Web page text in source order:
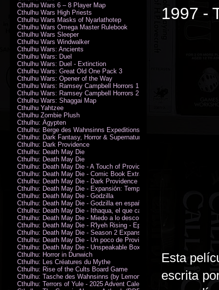
1997 -
Esta
escrita
Cthulhu Wars 6 – 8 Player Map
Cthulhu Wars High Priests
Cthulhu Wars Masks of Nyarlathotep
Cthulhu Wars Omega Master Rulebook
Cthulhu Wars Sleeper
Cthulhu Wars Windwalker
Cthulhu Wars: Ancients
Cthulhu Wars: Duel
Cthulhu Wars: Duel - Extinction
Cthulhu Wars: Great Old One Pack 3
Cthulhu Wars: Opener of the Way
Cthulhu Wars: Ramsey Campbell Horrors 1
Cthulhu Wars: Ramsey Campbell Horrors 2
Cthulhu Wars: Shaggai Map
Cthulhu Yahtzee
Cthulhu Zombie Plush
Cthulhu: Ägypten
Cthulhu: Berge des Wahnsinns Expeditionspack
Cthulhu: Dark Fantasy, Horror & Supernatural Movies
Cthulhu: Dark Providence
Cthulhu: Death May Die
Cthulhu: Death May Die
Cthulhu: Death May Die - A Touch of Providence
Cthulhu: Death May Die - Comic Book Extras vol. 2
Cthulhu: Death May Die - Dark Providence Investigators
Cthulhu: Death May Die - Expansión: Temporada 2
Cthulhu: Death May Die - Godzilla
Cthulhu: Death May Die - Godzilla en español
Cthulhu: Death May Die - Ithaqua, el que camina en el viento
Cthulhu: Death May Die - Miedo a lo desconocido
Cthulhu: Death May Die - R'lyeh Rising - Epic Episode
Cthulhu: Death May Die - Season 2 Expansion
Cthulhu: Death May Die - Un poco de Providence
Cthulhu: Death May Die - Unspeakable Box
Cthulhu: Horror in Dunwich
Cthulhu: Les Créatures du Mythe
Cthulhu: Rise of the Cults Board Game
Cthulhu: Tasche des Wahnsinns (by Lemonfish)
Cthulhu: Terrors of Yule - 2025 Advent Calendar